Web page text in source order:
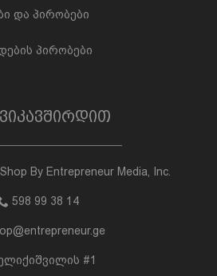
და პირობები
პირობები
By Entrepreneur Media, Inc.
598 99 38 14
#1